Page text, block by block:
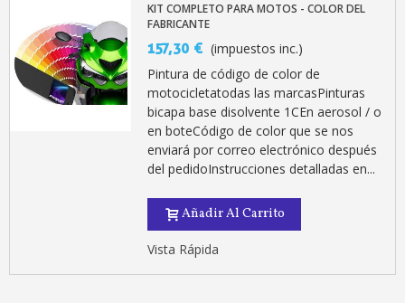
KIT COMPLETO PARA MOTOS - COLOR DEL
FABRICANTE
157,30 € (impuestos inc.)
Pintura de código de color de
motocicletatodas las marcasPinturas
bicapa base disolvente 1CEn aerosol / o
en boteCódigo de color que se nos
enviará por correo electrónico después
del pedidoInstrucciones detalladas en...
Añadir Al Carrito
Vista Rápida